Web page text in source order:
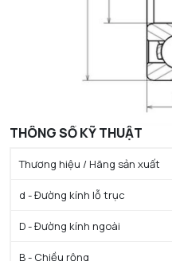
THÔNG SỐ KỸ THUẬT
Thương hiệu / Hãng sản xuất
d - Đường kính lỗ trục
D - Đường kính ngoài
B - Chiều rộng